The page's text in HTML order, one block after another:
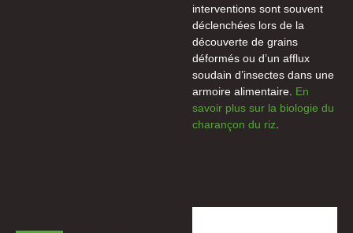
interventions sont souvent
déclenchées lors de la
découverte de grains
déformés ou d’un afflux
soudain d’insectes dans une
armoire alimentaire. En
savoir plus sur la biologie du
charançon du riz